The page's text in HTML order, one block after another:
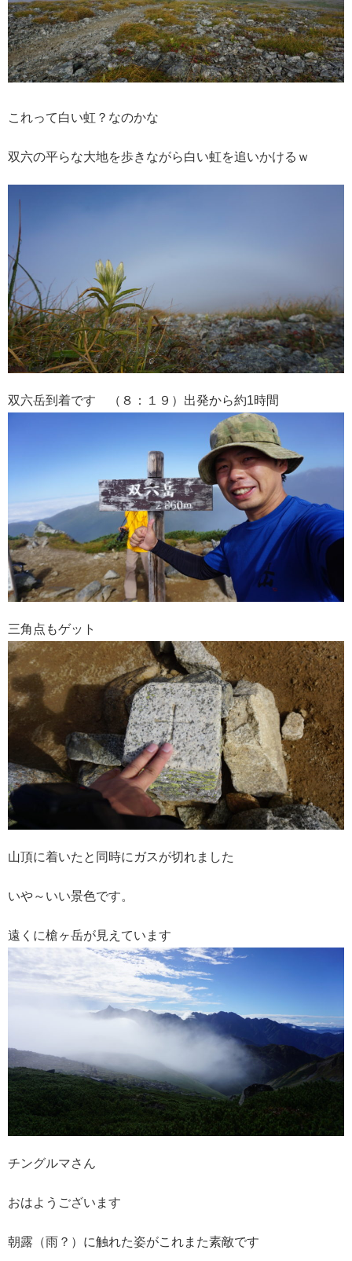
これって白い虹？なのかな
双六の平らな大地を歩きながら白い虹を追いかけるｗ
双六岳到着です （８：１９）出発から約1時間
三角点もゲット
山頂に着いたと同時にガスが切れました
いや～いい景色です。
遠くに槍ヶ岳が見えています
チングルマさん
おはようございます
朝露（雨？）に触れた姿がこれまた素敵です